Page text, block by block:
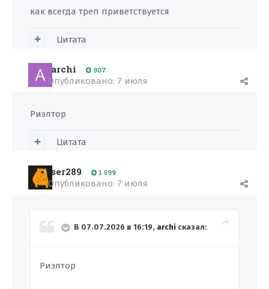
как всегда треп приветствуется
Цитата
archi 907
Опубликовано: 7 июля
Риэлтор
Цитата
ser289 1 599
Опубликовано: 7 июля
В 07.07.2026 в 16:19, archi сказал:
Риэлтор